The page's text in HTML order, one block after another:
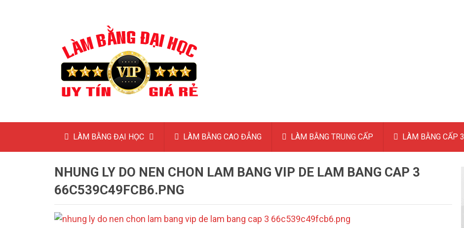
LÀM BẰNG ĐẠI HỌC LÀM BẰNG CAO ĐẲNG LÀM BẰNG TRUNG CẤP LÀM BẰNG CẤP 3
NHUNG LY DO NEN CHON LAM BANG VIP DE LAM BANG CAP 3
66C539C49FCB6.PNG